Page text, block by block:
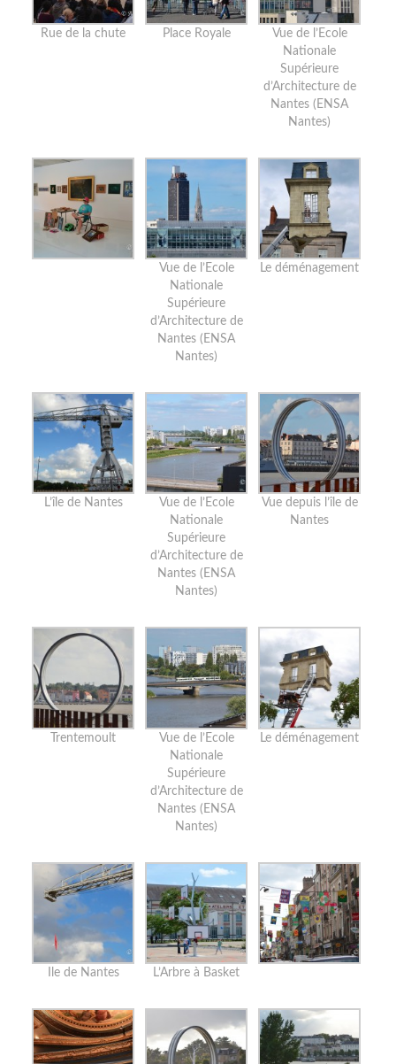
Rue de la chute Place Royale
Vue de l’Ecole
Nationale
Supérieure
d’Architecture de
Nantes (ENSA
Nantes)
Vue de l’Ecole
Nationale
Supérieure
d’Architecture de
Nantes (ENSA
Nantes)
Le déménagement
L’île de Nantes
Vue de l’Ecole
Nationale
Supérieure
d’Architecture de
Nantes (ENSA
Nantes)
Vue depuis l’île de
Nantes
Trentemoult
Vue de l’Ecole
Nationale
Supérieure
d’Architecture de
Nantes (ENSA
Nantes)
Le déménagement
Ile de Nantes L’Arbre à Basket